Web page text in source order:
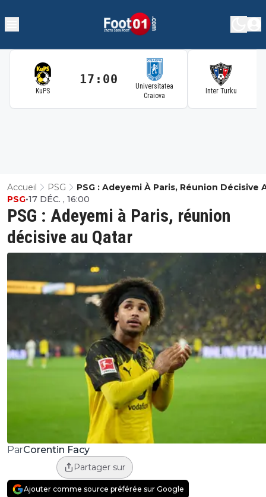
KuPS
17:00
Universitatea
Craiova
Inter Turku
Accueil PSG
PSG : Adeyemi À Paris, Réunion Décisive
Qatar
PSG : Adeyemi à Paris, réunion
décisive au Qatar
PSG•17 DÉC. , 16:00
ParCorentin Facy
Partager sur
Ajouter comme source préférée sur Google